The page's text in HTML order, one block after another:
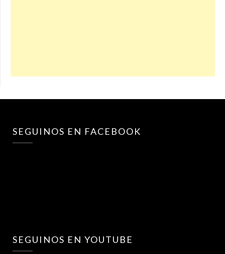
SEGUINOS EN FACEBOOK
SEGUINOS EN YOUTUBE